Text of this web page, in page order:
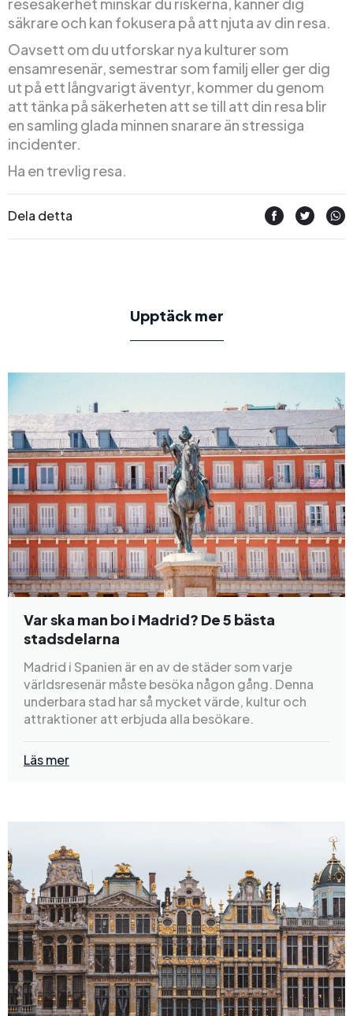
säkrare och kan fokusera på att njuta av din resa.
Oavsett om du utforskar nya kulturer som
ensamresenär, semestrar som familj eller ger dig
ut på ett långvarigt äventyr, kommer du genom
att tänka på säkerheten att se till att din resa blir
en samling glada minnen snarare än stressiga
incidenter.
Ha en trevlig resa.
Dela detta
Upptäck mer
Var ska man bo i Madrid? De 5 bästa
stadsdelarna
Madrid i Spanien är en av de städer som varje
världsresenär måste besöka någon gång. Denna
underbara stad har så mycket värde, kultur och
attraktioner att erbjuda alla besökare.
Läs mer